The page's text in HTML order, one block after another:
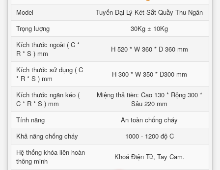
Model
Tuyển Đại Lý Két Sắt Quầy Thu Ngân
Trọng lượng
30Kg ± 10Kg
Kích thước ngoài ( C *
R * S ) mm
H 520 * W 360 * D 360 mm
Kích thước sử dụng ( C
* R * S ) mm
H 300 * W 350 * D300 mm
Kích thước ngăn kéo (
C * R * S ) mm
Miệng thả tiền: Cao 130 * Rộng 300 *
Sâu 220 mm
Tính năng
An toàn chống cháy
Khả năng chống cháy
1000 - 1200 độ C
Hệ thống khóa liên hoàn
thông minh
Khoá Điện Tử, Tay Cầm.